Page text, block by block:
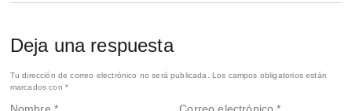
Deja una respuesta
Tu dirección de correo electrónico no será publicada.
Los campos obligatorios están
marcados con *
Nombre * Correo electrónico*